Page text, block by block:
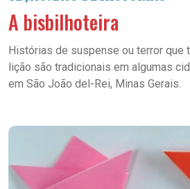
A bisbilhoteira
Histórias de suspense ou terror que
lição são tradicionais em algumas
em São João del-Rei, Minas Gerais.